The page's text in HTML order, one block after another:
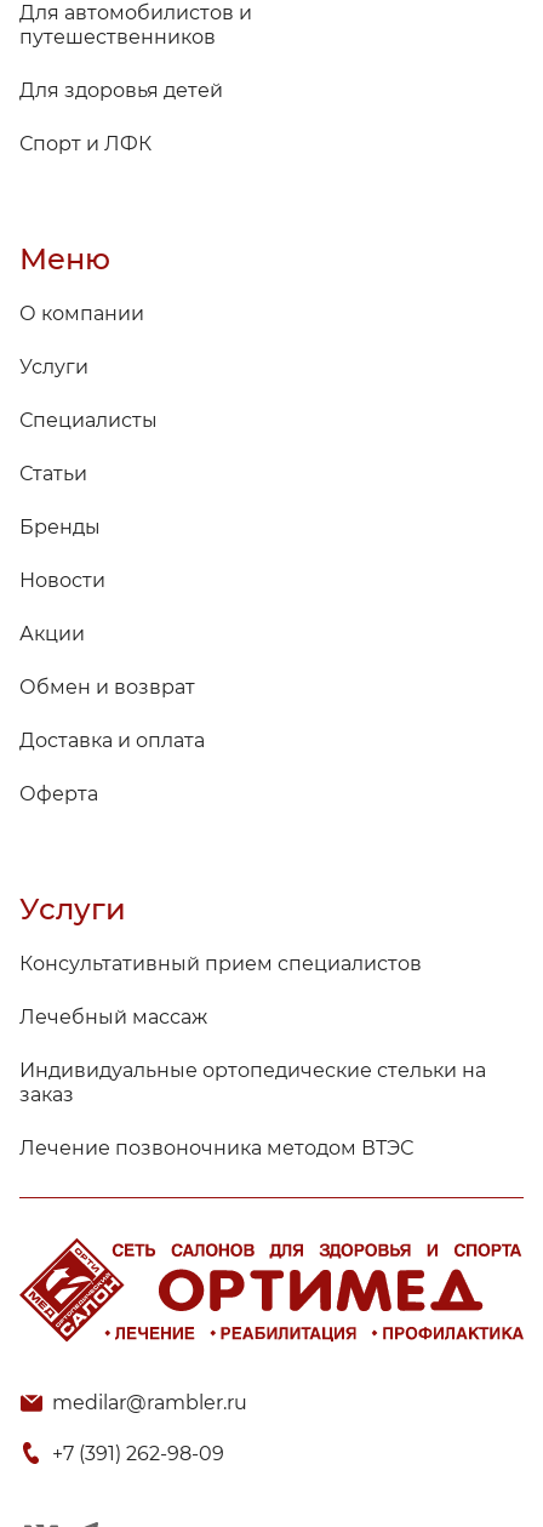
Для автомобилистов и
путешественников
Для здоровья детей
Спорт и ЛФК
Меню
О компании
Услуги
Специалисты
Статьи
Бренды
Новости
Акции
Обмен и возврат
Доставка и оплата
Оферта
Услуги
Консультативный прием специалистов
Лечебный массаж
Индивидуальные ортопедические стельки на
заказ
Лечение позвоночника методом ВТЭС
medilar@rambler.ru
+7 (391) 262-98-09